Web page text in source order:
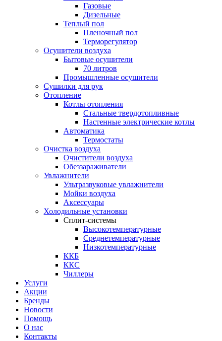
Газовые
Дизельные
Теплый пол
Пленочный пол
Терморегулятор
Осушители воздуха
Бытовые осушители
70 литров
Промышленные осушители
Сушилки для рук
Отопление
Котлы отопления
Стальные твердотопливные
Настенные электрические котлы
Автоматика
Термостаты
Очистка воздуха
Очистители воздуха
Обеззараживатели
Увлажнители
Ультразвуковые увлажнители
Мойки воздуха
Аксессуары
Холодильные установки
Сплит-системы
Высокотемпературные
Среднетемпературные
Низкотемпературные
ККБ
ККС
Чиллеры
Услуги
Акции
Бренды
Новости
Помощь
О нас
Контакты